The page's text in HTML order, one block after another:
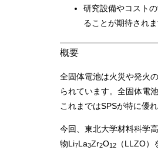
研究設備やコスト
ることが期待されま
概要
全固体電池は火災や発火
られています。全固体電
これまではSPSが特に優
今回、東北大学材料科学
物Li7La3Zr2O12
（LLZO